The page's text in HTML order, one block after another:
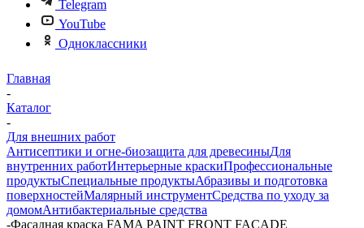
Telegram
YouTube
Одноклассники
Главная
-
Каталог
-
Для внешних работ
Антисептики и огне-биозащита для древесиныДля
внутренних работИнтерьерные краскиПрофессиональные
продуктыСпециальные продуктыАбразивы и подготовка
поверхностейМалярный инструментСредства по уходу за
домомАнтибактериальные средства
-Фасадная краска FAMA PAINT FRONT FACADE